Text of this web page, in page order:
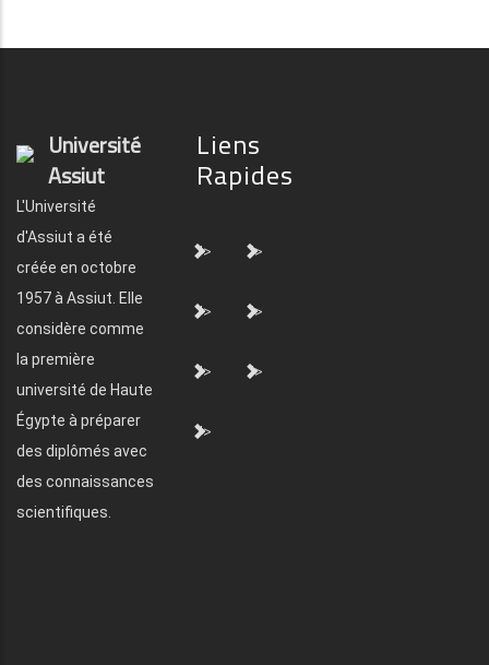
Université
Assiut
L'Université
d'Assiut a été
créée en octobre
1957 à Assiut. Elle
considère comme
la première
université de Haute
Égypte à préparer
des diplômés avec
des connaissances
scientifiques.
Liens
Rapides
"> ">
"> ">
"> ">
">